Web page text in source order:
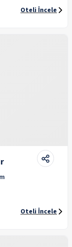
Oteli İncele
Oteli İncele